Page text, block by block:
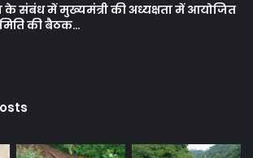
के संबंध में मुख्यमंत्री की अध्यक्षता में आयोजित
की बैठक…